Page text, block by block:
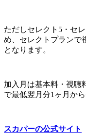
ただしセレクト5・セ
め、セレクトプランで
となります。
加入月は基本料・視聴
で最低翌月分1ヶ月から
スカパーの公式サイト